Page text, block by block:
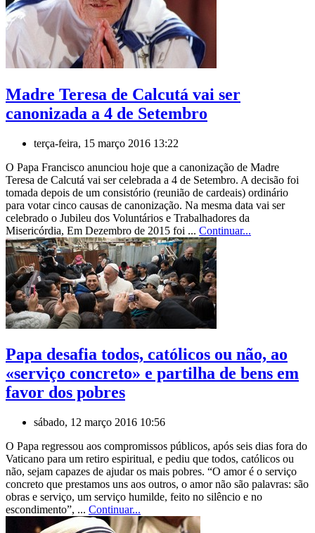
Madre Teresa de Calcutá vai ser
canonizada a 4 de Setembro
terça-feira, 15 março 2016 13:22
O Papa Francisco anunciou hoje que a canonização de Madre
Teresa de Calcutá vai ser celebrada a 4 de Setembro. A decisão foi
tomada depois de um consistório (reunião de cardeais) ordinário
para votar cinco causas de canonização. Na mesma data vai ser
celebrado o Jubileu dos Voluntários e Trabalhadores da
Misericórdia, Em Dezembro de 2015 foi ... Continuar...
Papa desafia todos, católicos ou não, ao
«serviço concreto» e partilha de bens em
favor dos pobres
sábado, 12 março 2016 10:56
O Papa regressou aos compromissos públicos, após seis dias fora do
Vaticano para um retiro espiritual, e pediu que todos, católicos ou
não, sejam capazes de ajudar os mais pobres. “O amor é o serviço
concreto que prestamos uns aos outros, o amor não são palavras: são
obras e serviço, um serviço humilde, feito no silêncio e no
escondimento”, ... Continuar...